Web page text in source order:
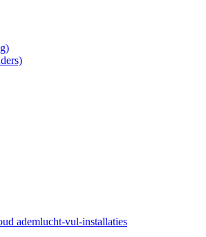
ademlucht-vul-installaties